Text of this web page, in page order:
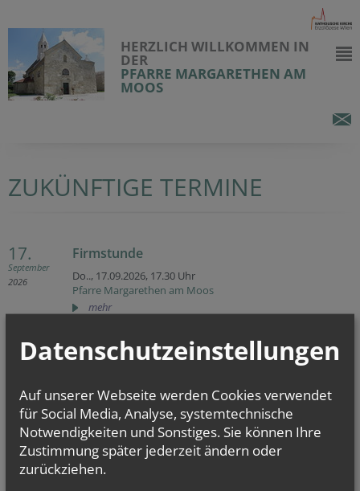
HERZLICH WILLKOMMEN IN
DER
PFARRE MARGARETHEN AM
MOOS
ZUKÜNFTIGE TERMINE
17.
September
2026
Firmstunde
Do.., 17.09.2026, 17.30 Uhr
Pfarre Margarethen am Moos
mehr
24.
2026
Firmstunde
Pfarre Margarethen am Moos
mehr
Datenschutzeinstellungen
Auf unserer Webseite werden Cookies verwendet
für Social Media, Analyse, systemtechnische
Notwendigkeiten und Sonstiges. Sie können Ihre
Zustimmung später jederzeit ändern oder
zurückziehen.